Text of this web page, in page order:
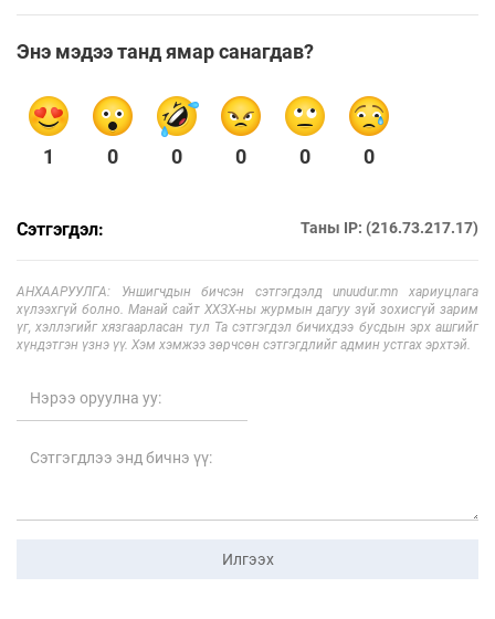
Энэ мэдээ танд ямар санагдав?
1 0 0 0 0 0
Сэтгэгдэл: Таны IP: (216.73.217.17)
АНХААРУУЛГА: Уншигчдын бичсэн сэтгэгдэлд unuudur.mn хариуцлага
хүлээхгүй болно. Манай сайт ХХЗХ-ны журмын дагуу зүй зохисгүй зарим
үг, хэллэгийг хязгаарласан тул Та сэтгэгдэл бичихдээ бусдын эрх ашгийг
хүндэтгэн үзнэ үү. Хэм хэмжээ зөрчсөн сэтгэгдлийг админ устгах эрхтэй.
Илгээх